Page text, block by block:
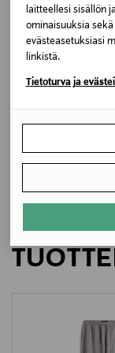
laitteellesi sisällön
ominaisuuksia
evästeasetuksiasi
linkistä.
Tietoturva ja
A19912 0AFAA
Valmistusmaa
Kiina
Valmistajan
TIGER OF SWEDEN
LISÄÄ